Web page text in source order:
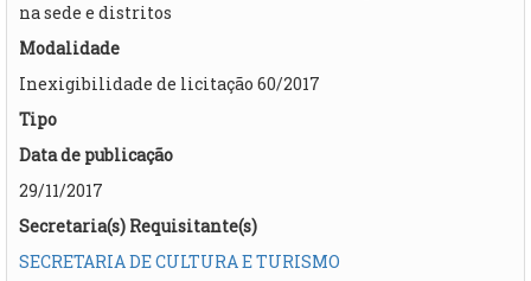
na sede e distritos​
Modalidade
Inexigibilidade de licitação 60/2017
Tipo
Data de publicação
29/11/2017
Secretaria(s) Requisitante(s)
SECRETARIA DE CULTURA E TURISMO